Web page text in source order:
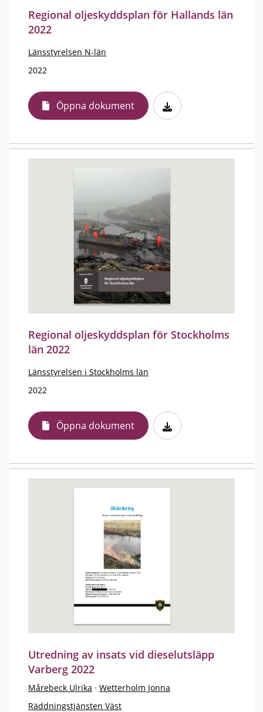
Regional oljeskyddsplan för Hallands län
2022
Länsstyrelsen N-län
2022
Öppna dokument
Regional oljeskyddsplan för Stockholms
län 2022
Länsstyrelsen i Stockholms län
2022
Öppna dokument
Utredning av insats vid dieselutsläpp
Varberg 2022
Mårebeck Ulrika · Wetterholm Jonna
Räddningstjänsten Väst